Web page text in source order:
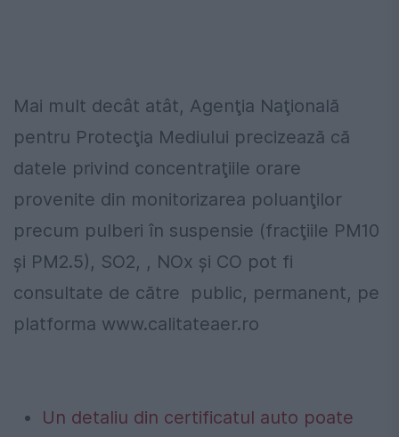
Mai mult decât atât, Agenţia Naţională
pentru Protecţia Mediului precizează că
datele privind concentraţiile orare
provenite din monitorizarea poluanţilor
precum pulberi în suspensie (fracţiile PM10
şi PM2.5), SO2, , NOx şi CO pot fi
consultate de către public, permanent, pe
platforma www.calitateaer.ro
Un detaliu din certificatul auto poate